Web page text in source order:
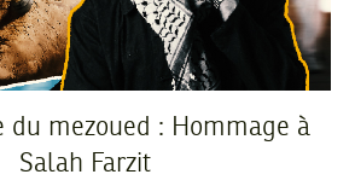
du mezoued : Hommage à
Salah Farzit